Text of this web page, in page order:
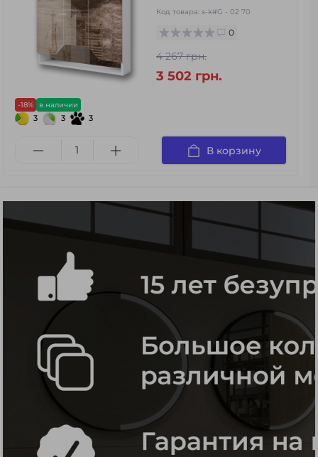
-18% в наличии
3 3 3
Код товара: s-k#G - 02 70
0
4 267 грн.
3 502 грн.
В корзину